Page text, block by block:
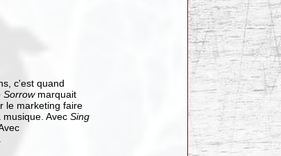
c'est quand
Sorrowmarquait
le marketing faire
Avec Sing